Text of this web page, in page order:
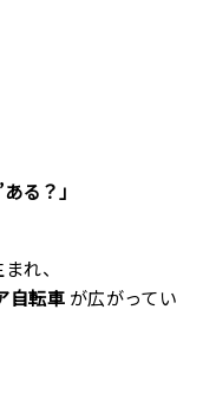
る？」
れ、
自転車 が広がってい